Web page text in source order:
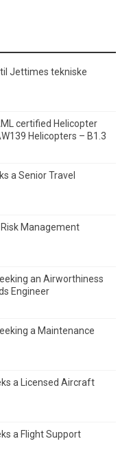
Jettimes tekniske
certified Helicopter
Helicopters – B1.3
a Senior Travel
Management
an Airworthiness
Engineer
a Maintenance
a Licensed Aircraft
a Flight Support